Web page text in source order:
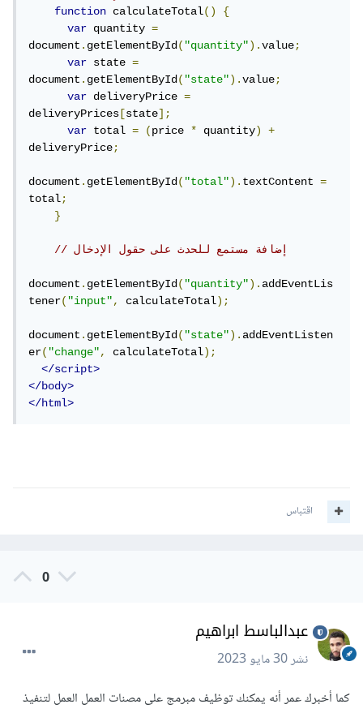
function calculateTotal()
{
var quantity =
document.getElementById("quantity").value;
var state =
document.getElementById("state").value;
var deliveryPrice =
deliveryPrices [state];
var total = (price * quantity)
+
deliveryPrice;
document.getElementById("total").textContent =
total;
}
// إضافة مستمع للحدث على حقول الإدخال
document.getElementById("quantity").addEventLis
tener("input", calculateTotal);
document.getElementById("state").addEventListen
er("change", calculateTotal);
</script>
</body>
</html>
اقتباس
0
عبدالباسط ابراهيم
نشر30 مايو 2023
كما أخبرك عمر أنه يمكنك توظيف مبرمج على مصنات العمل العمل لتنفيذ